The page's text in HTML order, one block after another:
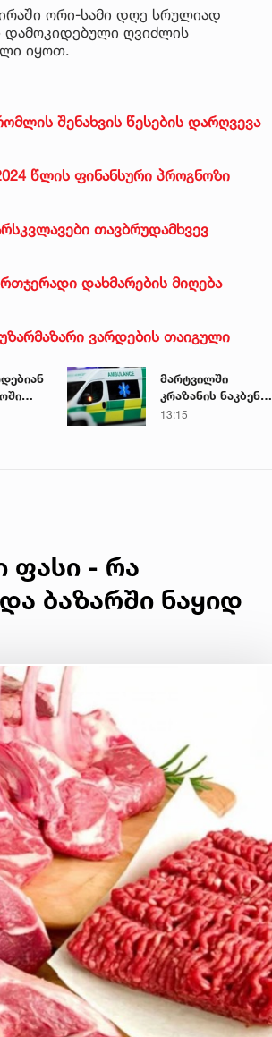
ორი-სამი დღე სრულიად
დამოკიდებული ღვიძლის
იყოთ.
შენახვის წესების დარღვევა
წლის ფინანსური პროგნოზი
თავბრუდამხვევ
დახმარების მიღება
ვარდების თაიგული
მარტვილში
კრაზანის ნაკბენით
მძიმე
13:15
ფასი - რა
ბაზარში ნაყიდ